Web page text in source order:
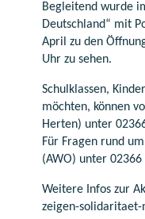
Begleitend wurde
Deutschland“ mit
April zu den
Uhr zu sehen.
Schulklassen,
möchten, können
Herten) unter
Für Fragen rund
(AWO) unter
Weitere Infos zur
zeigen-